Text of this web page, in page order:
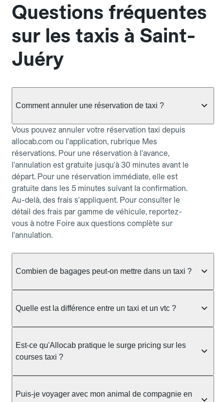
Questions fréquentes
sur les taxis à Saint-
Juéry
Comment annuler une réservation de taxi ?
Vous pouvez annuler votre réservation taxi depuis
allocab.com ou l'application, rubrique Mes
réservations. Pour une réservation à l'avance,
l'annulation est gratuite jusqu'à 30 minutes avant le
départ. Pour une réservation immédiate, elle est
gratuite dans les 5 minutes suivant la confirmation.
Au-delà, des frais s'appliquent. Pour consulter le
détail des frais par gamme de véhicule, reportez-
vous à notre Foire aux questions complète sur
l'annulation.
Combien de bagages peut-on mettre dans un taxi ?
taxi berline accueille en général jusqu'à 3 bagages
ou nombreux, précisez-le dans le champ "Message
au chauffeur" lors de la réservation. Le prix n'est
pas impacté par le nombre de bagages.
Quelle est la différence entre un taxi et un vtc ?
prendre en charge directement dans la rue, à une
station ou sur réservation, avec un tarif au
réservation et propose un prix fixe annoncé à
l'avance. Chez Allocab, réservez facilement votre
Est-ce qu'Allocab pratique le surge pricing sur les
courses taxi ?
réglementation préfectorale et suit un barème
Puis-je voyager avec mon animal de compagnie en